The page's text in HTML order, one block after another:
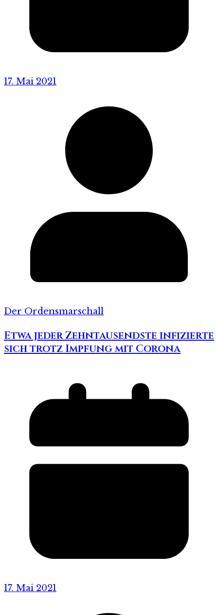
17. Mai 2021
Der Ordensmarschall
Etwa jeder Zehntausendste infizierte
sich trotz Impfung mit Corona
17. Mai 2021